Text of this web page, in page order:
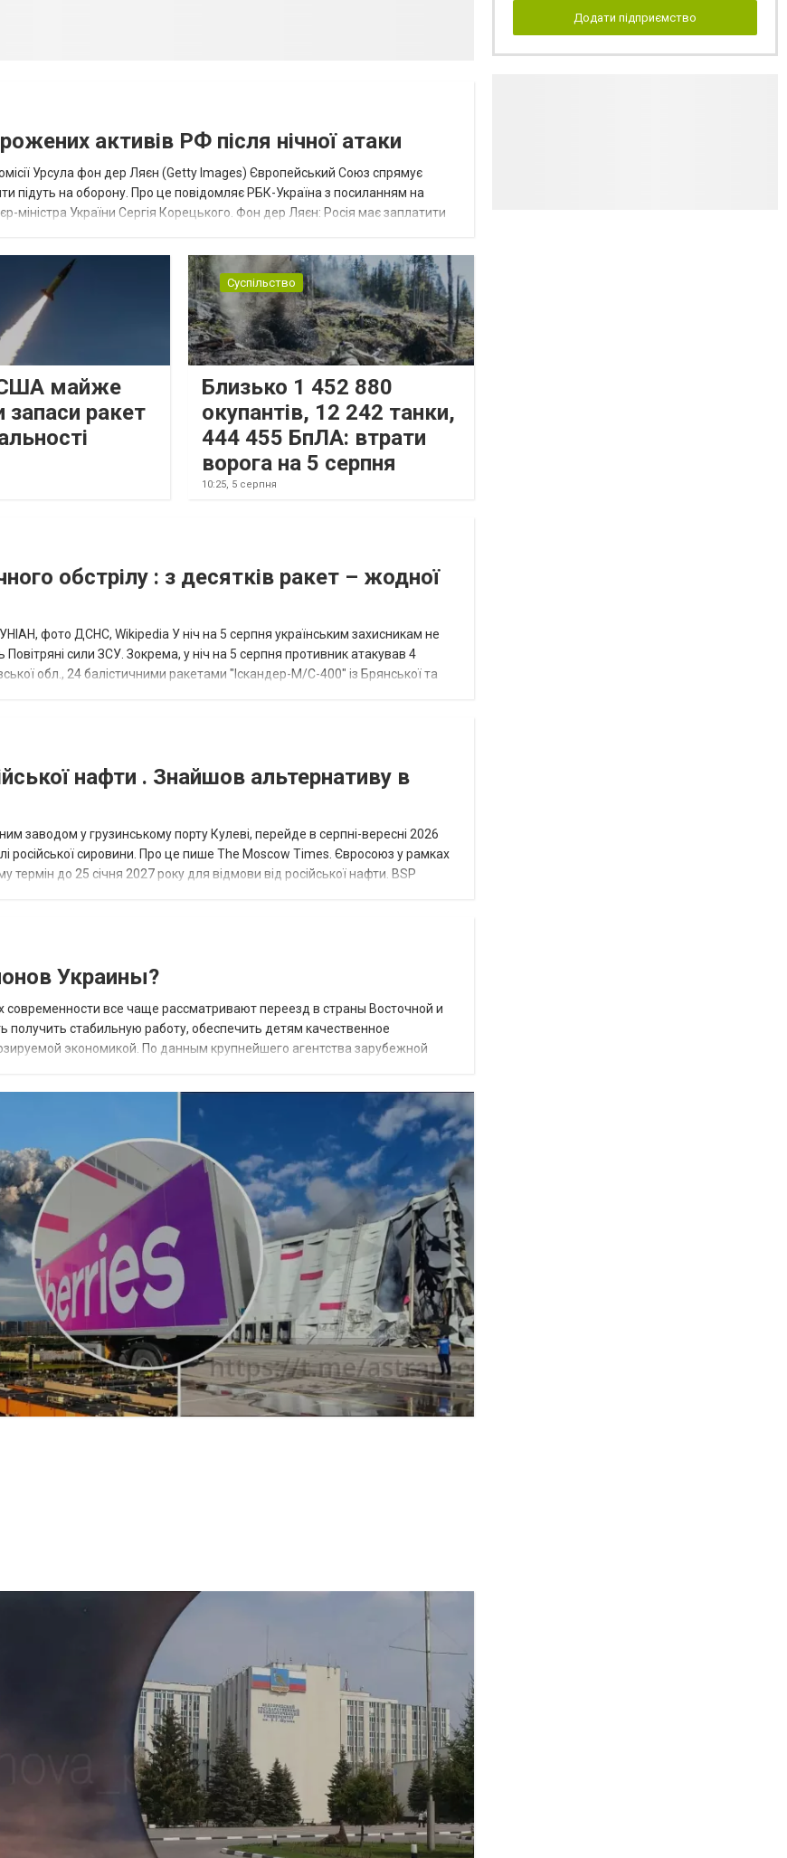
активів РФ після нічної атаки
Урсула фон дер Ляєн (Getty Images) Європейський Союз спрямує
підуть на оборону. Про це повідомляє РБК-Україна з посиланням на
міністра України Сергія Корецького. Фон дер Ляєн: Росія має заплатити
майже
запаси ракет
Суспільство
Близько 1 452 880
окупантів, 12 242 танки,
444 455 БпЛА: втрати
ворога на 5 серпня
10:25, 5 серпня
обстрілу : з десятків ракет – жодної
фото ДСНС, Wikipedia У ніч на 5 серпня українським захисникам не
сили ЗСУ. Зокрема, у ніч на 5 серпня противник атакував 4
обл., 24 балістичними ракетами "Іскандер-М/С-400" із Брянської та
нафти . Знайшов альтернативу в
заводом у грузинському порту Кулеві, перейде в серпні-вересні 2026
російської сировини. Про це пише The Moscow Times. Євросоюз у рамках
до 25 січня 2027 року для відмови від російської нафти. BSP
Украины?
все чаще рассматривают переезд в страны Восточной и
стабильную работу, обеспечить детям качественное
экономикой. По данным крупнейшего агентства зарубежной
Додати підприємство